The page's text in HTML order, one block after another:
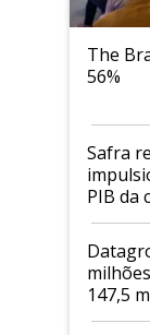
The
56%
Safra
PIB da
147,5
2026/